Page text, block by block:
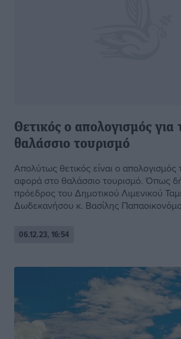
Θετικός ο απολογισμός για
θαλάσσιο τουρισμό
Απολύτως θετικός είναι ο
αφορά στο θαλάσσιο τουρισμό. Όπως
πρόεδρος του Δημοτικού Λιμενικού
Δωδεκανήσου κ. Βασίλης
06.12.23, 16:54